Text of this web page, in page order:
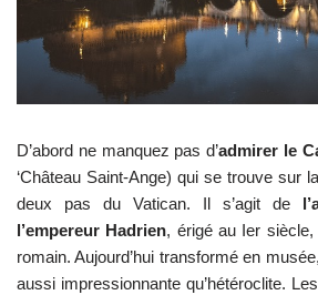
D’abord ne manquez pas d’admirer le
‘Château Saint-Ange) qui se trouve sur
deux pas du Vatican. Il s’agit de
l’empereur Hadrien, érigé au Ier siècle,
romain. Aujourd’hui transformé en
aussi impressionnante qu’hétéroclite.